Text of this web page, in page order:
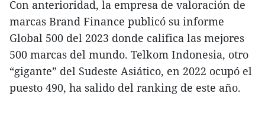
Con anterioridad, la empresa de valoración de
marcas Brand Finance publicó su informe
Global 500 del 2023 donde califica las mejores
500 marcas del mundo. Telkom Indonesia, otro
“gigante” del Sudeste Asiático, en 2022 ocupó el
puesto 490, ha salido del ranking de este año.